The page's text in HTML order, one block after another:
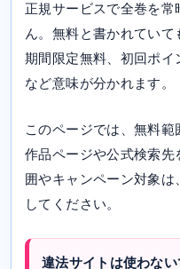
正規サービスで全巻を
ん。無料と書かれていて
期間限定無料、初回ポイ
など意味が分かれます。
このページでは、無料
作品ページや公式検索
囲やキャンペーン対象
してください。
違法サイトは使わない